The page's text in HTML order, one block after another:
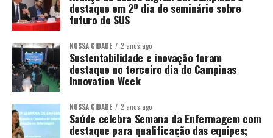
destaque em 2º dia de seminário sobre
futuro do SUS
NOSSA CIDADE 2 anos ago
Sustentabilidade e inovação foram
destaque no terceiro dia do Campinas
Innovation Week
NOSSA CIDADE 2 anos ago
Saúde celebra Semana da Enfermagem com
destaque para qualificação das equipes;